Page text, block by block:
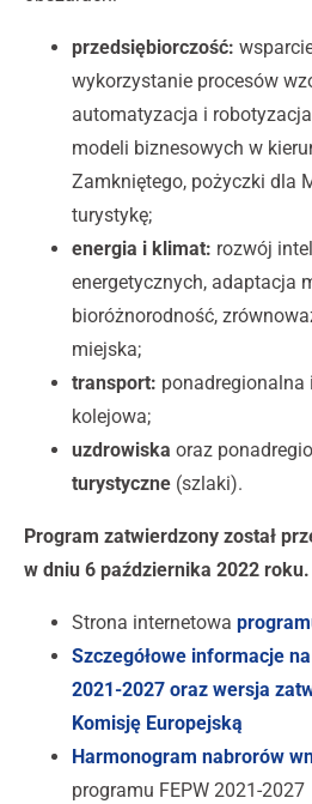
przedsiębiorczość:
wykorzystanie procesów
automatyzacja i
modeli biznesowych w
Zamkniętego, pożyczki dla
turystykę;
energia i klimat: rozwój
energetycznych, adaptacja
bioróżnorodność,
miejska;
transport:
kolejowa;
uzdrowiska oraz
turystyczne (szlaki).
Program zatwierdzony został
w dniu 6 października 2022 roku.
Strona internetowa
Szczegółowe informacje
2021-2027 oraz wersja
Komisję Europejską
Harmonogram nabrorów
programu FEPW 2021-2027